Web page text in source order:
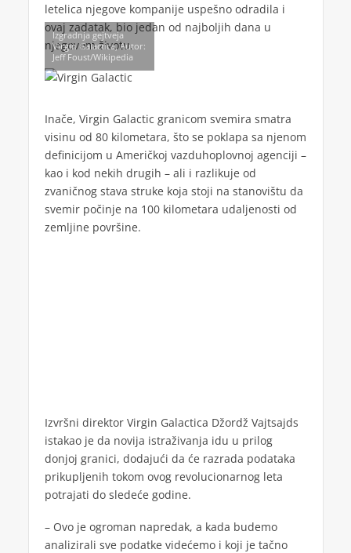
letelica njegove kompanije uspešno odradila i
ovaj zadatak, bio jedan od najboljih dana u
njegovom životu.
Izgradnja gejtveja
Virgin Galactica, Autor:
Jeff Foust/Wikipedia
Inače, Virgin Galactic granicom svemira smatra
visinu od 80 kilometara, što se poklapa sa njenom
definicijom u Američkoj vazduhoplovnoj agenciji –
kao i kod nekih drugih – ali i razlikuje od
zvaničnog stava struke koja stoji na stanovištu da
svemir počinje na 100 kilometara udaljenosti od
zemljine površine.
Izvršni direktor Virgin Galactica Džordž Vajtsajds
istakao je da novija istraživanja idu u prilog
donjoj granici, dodajući da će razrada podataka
prikupljenih tokom ovog revolucionarnog leta
potrajati do sledeće godine.
– Ovo je ogroman napredak, a kada budemo
analizirali sve podatke videćemo i koji je tačno